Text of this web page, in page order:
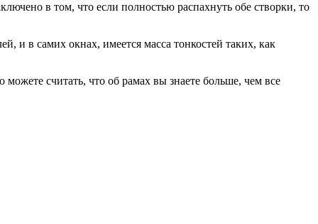
в том, что если полностью распахнуть обе створки, то
и в самих окнах, имеется масса тонкостей таких, как
считать, что об рамах вы знаете больше, чем все